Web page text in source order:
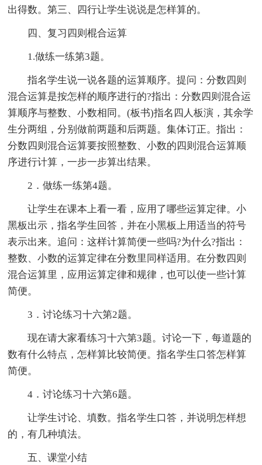
出得数。第三、四行让学生说说是怎样算的。
四、复习四则棍合运算
1.做练一练第3题。
指名学生说一说各题的运算顺序。提问：分数四则
混合运算是按怎样的顺序进行的?指出：分数四则混合运
算顺序与整数、小数相同。(板书)指名四人板演，其余学
生分两组，分别做前两题和后两题。集体订正。指出：
分数四则混合运算要按照整数、小数的四则混合运算顺
序进行计算，一步一步算出结果。
2．做练一练第4题。
让学生在课本上看一看，应用了哪些运算定律。小
黑板出示，指名学生回答，并在小黑板上用适当的符号
表示出来。追问：这样计算简便一些吗?为什么?指出：
整数、小数的运算定律在分数里同样适用。在分数四则
混合运算里，应用运算定律和规律，也可以使一些计算
简便。
3．讨论练习十六第2题。
现在请大家看练习十六第3题。讨论一下，每道题的
数有什么特点，怎样算比较简便。指名学生口答怎样算
简便。
4．讨论练习十六第6题。
让学生讨论、填数。指名学生口答，并说明怎样想
的，有几种填法。
五、课堂小结